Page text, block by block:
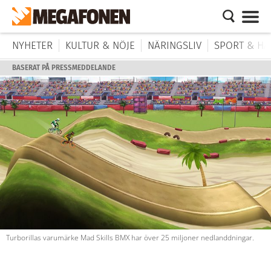
NYHETER KULTUR & NÖJE NÄRINGSLIV SPORT &
BASERAT PÅ PRESSMEDDELANDE
Turborillas varumärke Mad Skills BMX har över 25 miljoner nedlanddningar.